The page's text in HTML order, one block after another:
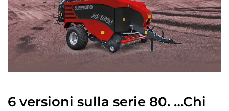
6 versioni sulla serie 80. …Chi